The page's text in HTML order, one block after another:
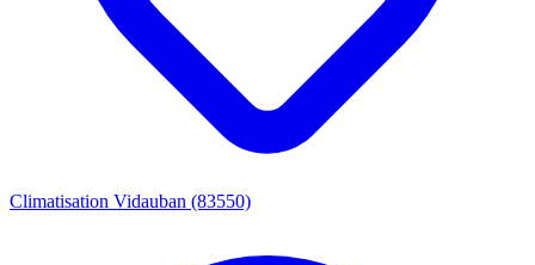
Climatisation Vidauban (83550)